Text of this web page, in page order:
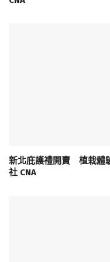
新北庇護禮開賣 植栽體
社 CNA